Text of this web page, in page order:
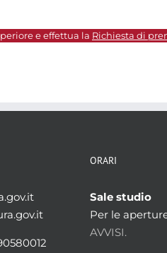
e effettua la Richiesta di
ORARI
Sale studio
Per le
AVVISI.